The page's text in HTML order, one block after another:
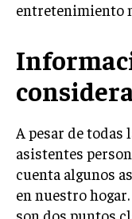
entretenimiento
A pesar de todas
asistentes
cuenta algunos
en nuestro
son dos puntos